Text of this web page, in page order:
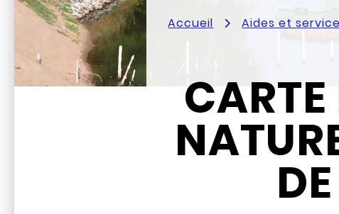
Accueil Aides et
CARTE